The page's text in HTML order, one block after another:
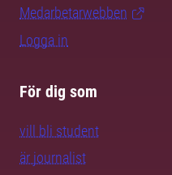
Medarbetarwebben
Logga in
För dig som
vill bli student
är journalist